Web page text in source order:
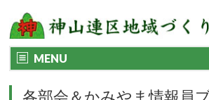
MENU